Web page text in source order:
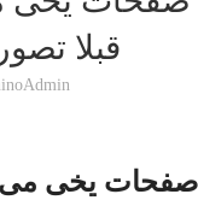
قبلا